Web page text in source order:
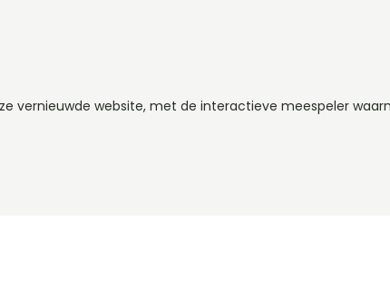
vernieuwde website, met de interactieve meespeler